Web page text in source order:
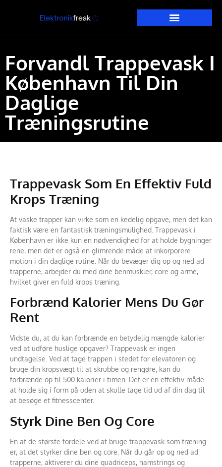
Forvandl Trappevask I
København Til Din
Daglige
Træningsrutine
Trappevask Som En Effektiv Fuld
Krops Træning
At vaske trapper kan virke som en kedelig opgave, men det kan
faktisk være en fantastisk træningsmulighed. Trappevask i
København er ikke kun en nødvendighed for at holde bygninger
rene, men det er også en glimrende måde at inkorporere
motion i din daglige rutine. Når du bevæger dig op og ned ad
trapperne, arbejder du med dine benmuskler, core og arme,
hvilket giver en fuld krops træning.
Forbrænd Kalorier Mens Du Gør
Rent
Vidste du, at du kan forbrænde en betydelig mængde kalorier
ved at udføre huslige opgaver? Trappevask er ingen
undtagelse. Ved at tage trappen i stedet for elevatoren og
bruge din kropsvægt til at skrubbe og rengøre, kan du
forbrænde op til 500 kalorier i timen. Det er en effektiv måde
at holde sig i form på uden at skulle tage tid ud af din dag til
at besøge et fitnesscenter.
Styrk Dine Ben Og Core
En af de største fordele ved at bruge trappevask som træning
er, at det styrker dine ben og core. Når du går op og ned ad
trapperne, aktiverer du dine quadriceps, hamstrings og